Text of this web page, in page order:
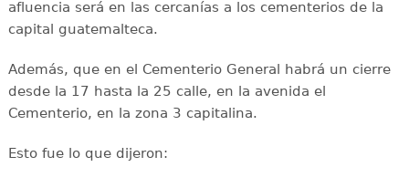
afluencia será en las cercanías a los cementerios de la
capital guatemalteca.
Además, que en el Cementerio General habrá un cierre
desde la 17 hasta la 25 calle, en la avenida el
Cementerio, en la zona 3 capitalina.
Esto fue lo que dijeron: